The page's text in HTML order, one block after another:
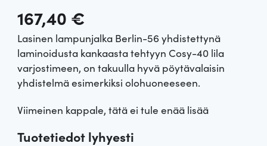
167,40 €
Lasinen lampunjalka Berlin-56 yhdistettynä
laminoidusta kankaasta tehtyyn Cosy-40 lila
varjostimeen, on takuulla hyvä pöytävalaisin
yhdistelmä esimerkiksi olohuoneeseen.
Viimeinen kappale, tätä ei tule enää lisää
Tuotetiedot lyhyesti